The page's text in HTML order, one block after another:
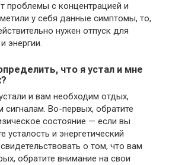
проблемы с концентрацией и
у себя данные симптомы, то,
нужен отпуск для
энергии.
что я устал и мне
и вам необходим отдых,
Во-первых, обратите
состояние — если вы
усталость и энергетический
о том, что вам
обратите внимание на свои